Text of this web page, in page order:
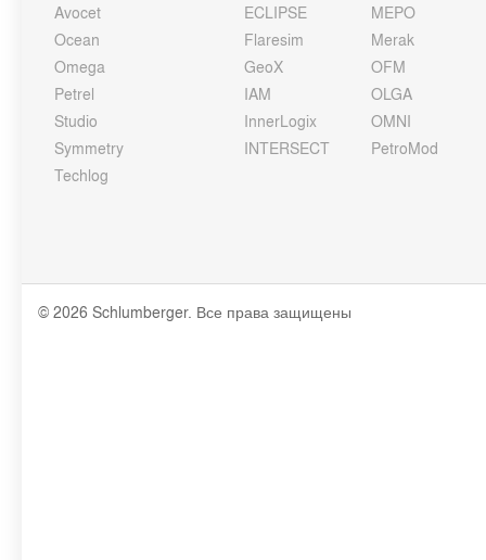
Avocet
Ocean
Omega
Petrel
Studio
Symmetry
Techlog
ECLIPSE
Flaresim
GeoX
IAM
InnerLogix
INTERSECT
MEPO
Merak
OFM
OLGA
OMNI
PetroMod
© 2026 Schlumberger. Все права защищены